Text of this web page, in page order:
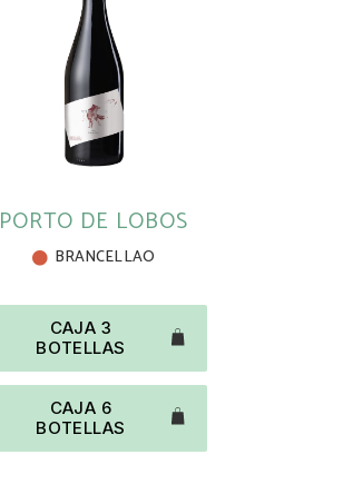
PORTO DE LOBOS
BRANCELLAO
CAJA 3
BOTELLAS
CAJA 6
BOTELLAS